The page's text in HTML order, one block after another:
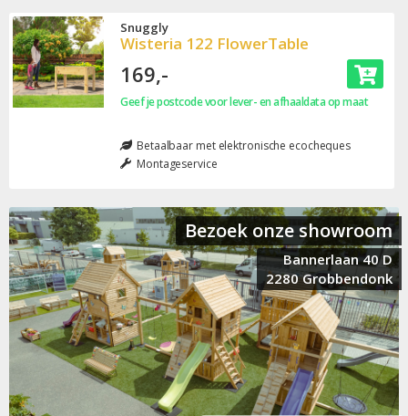
Snuggly
Wisteria 122 FlowerTable
169,-
Geef je postcode voor lever- en afhaaldata op maat
Betaalbaar met elektronische ecocheques
Montageservice
Bezoek onze showroom
Bannerlaan 40 D
2280 Grobbendonk